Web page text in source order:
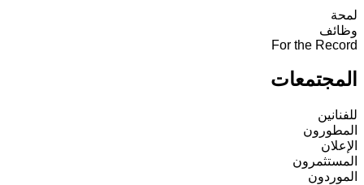
لمحة
وظائف
For the Record
المجتمعات
للفنانين
المطورون
الإعلان
المستثمرون
الموردون